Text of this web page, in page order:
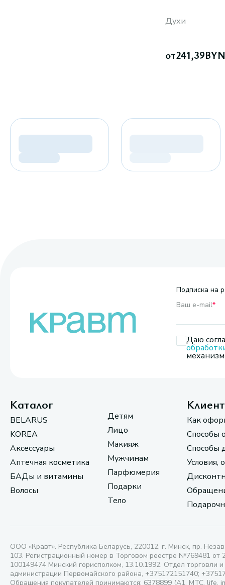
Духи
от241,39BYN
Подписка на
Ваш e-mail*
Даю
Каталог
BELARUS
KOREA
Аксессуары
Аптечная косметика
БАДы и витамины
Волосы
Детям
Лицо
Макияж
Мужчинам
Парфюмерия
Подарки
Тело
Как
Способы
Способы
Условия,
ООО «Кравт». Республика Беларусь, 220012, г. Минск, пр.
103. Регистрационный номер в Торговом реестре №769481 от
100149474 Минский горисполком, 13.10.1992. Отдел торговли и
администрации Первомайского района, +375172151740;
Обращения покупателей принимаются: 6378899 (А1, МТС, life,